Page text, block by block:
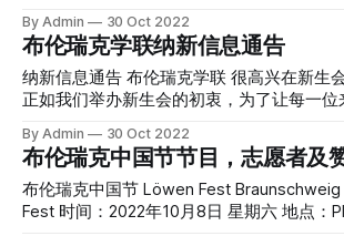
中国学子权益、服务
君子 《送情郎》向德国民众展示了中华民间文化的张力和年
轻一代的活力 “山河无恙，烟火寻常，可是你如愿的眺望” 我
们是中华文化的继承者，也是中华文明的开创者 钢
《茉莉花》 《库劳小奏鸣曲op.36 Nr.1第一乐章》 《我和我
国古典风格曲目和西方古典曲目，为整个盛
员投票等环节，人员增补活动圆满完成。 现公示新一届主席
部长团人员名单： 主席:于晨 副主席:高千然 刘兴杨 办公室主
任:杨雪莹 外联部部长:刘兴杨 外联部副部长:蔡竞洁 宣传部部
长:张诗蕊 宣传部副部长:邓翔天 文体部部长:段书威 文体部副
风，破万里浪！ 副主席 高千然 我叫高千然 一句话介绍不了我
副主席 外联部部长:刘兴杨 在和学联小伙伴组织活动过程中既
锻炼了自己的能力又收获了友谊和快乐。希
大，为更多的留学生和华人群体提供丰富多彩
By Admin 30 Oct 2022
布伦瑞克学联纳新信息通告
纳新信息通告 布伦瑞克学联 很高兴在新生会上和大家相识，
正如我们举办新生会的初衷，为了让每一位
学联在服务同学的路上已经走了几十年的时间。 当下
广泛的向新同学发出邀请，邀请或是志同道
充满兴趣的小伙伴加入学联。 在这里你可以收获一个稳定的
朋友圈，认识更多的新朋友，其中不乏博士生大
By Admin 30 Oct 2022
布伦瑞克中国节节目，志愿者及
布伦瑞克中国节 Löwen Fest Braunschweig - Chinesisches
Fest 时间：2022年10月8日 星期六 地点：Platz d. Deutschen